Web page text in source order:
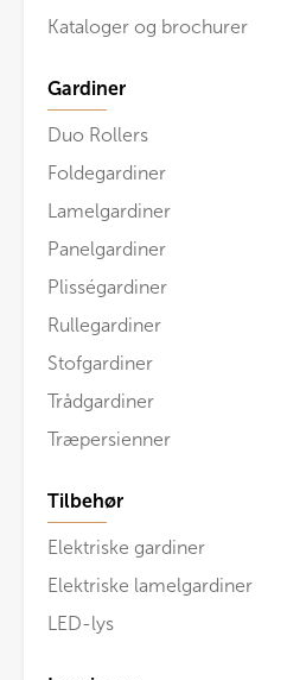
Kataloger og brochurer
Gardiner
Duo Rollers
Foldegardiner
Lamelgardiner
Panelgardiner
Plisségardiner
Rullegardiner
Stofgardiner
Trådgardiner
Træpersienner
Tilbehør
Elektriske gardiner
Elektriske lamelgardiner
LED-lys